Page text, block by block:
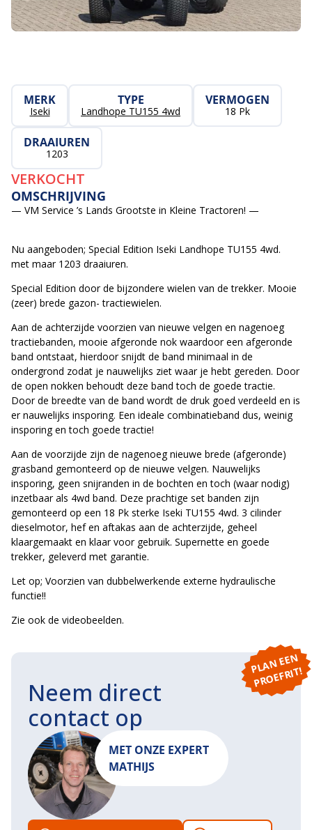
MERK
Iseki
TYPE
Landhope TU155 4wd
VERMOGEN
18 Pk
DRAAIUREN
1203
VERKOCHT
OMSCHRIJVING
— VM Service ’s Lands Grootste in Kleine Tractoren! —
Nu aangeboden; Special Edition Iseki Landhope TU155 4wd.
met maar 1203 draaiuren.
Special Edition door de bijzondere wielen van de trekker. Mooie
(zeer) brede gazon- tractiewielen.
Aan de achterzijde voorzien van nieuwe velgen en nagenoeg
tractiebanden, mooie afgeronde nok waardoor een afgeronde
band ontstaat, hierdoor snijdt de band minimaal in de
ondergrond zodat je nauwelijks ziet waar je hebt gereden. Door
de open nokken behoudt deze band toch de goede tractie.
Door de breedte van de band wordt de druk goed verdeeld en is
er nauwelijks insporing. Een ideale combinatieband dus, weinig
insporing en toch goede tractie!
Aan de voorzijde zijn de nagenoeg nieuwe brede (afgeronde)
grasband gemonteerd op de nieuwe velgen. Nauwelijks
insporing, geen snijranden in de bochten en toch (waar nodig)
inzetbaar als 4wd band. Deze prachtige set banden zijn
gemonteerd op een 18 Pk sterke Iseki TU155 4wd. 3 cilinder
dieselmotor, hef en aftakas aan de achterzijde, geheel
klaargemaakt en klaar voor gebruik. Supernette en goede
trekker, geleverd met garantie.
Let op; Voorzien van dubbelwerkende externe hydraulische
functie!!
Zie ook de videobeelden.
P
L
A
N
E
E
N
P
R
O
E
F
RI
T!
Neem direct
contact op
MET ONZE EXPERT
MATHIJS